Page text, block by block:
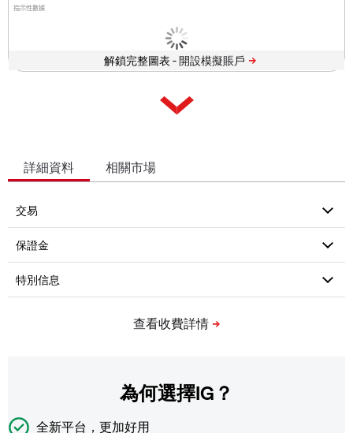
指示性數據
解鎖完整圖表 -
詳細資料 相關市場
為何選擇IG？
全新平台，更加好用